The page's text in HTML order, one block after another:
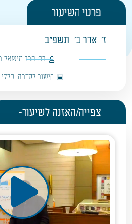
פרטי השיעור
ז' אדר ב' תשפ"ב
רב: הרב מישאל
קישור לסדרה: כללי
צפייה/האזנה לשיעור-